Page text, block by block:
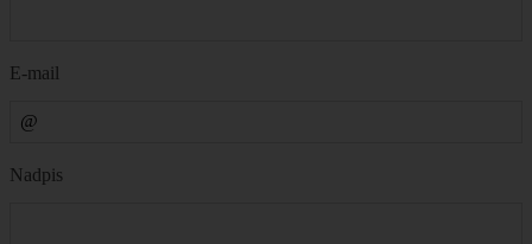
E-mail
Nadpis